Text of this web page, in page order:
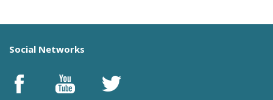
Social Networks